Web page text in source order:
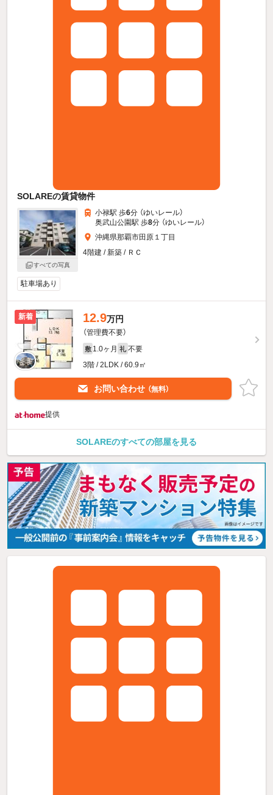
SOLAREの賃貸物件
すべての写真
小禄駅 歩6分 （ゆいレール）
奥武山公園駅 歩8分 （ゆいレール）
沖縄県那覇市田原１丁目
4階建 / 新築 / ＲＣ
駐車場あり
新着 12.9万円
（管理費不要）
敷 1.0ヶ月 礼 不要
3階 / 2LDK / 60.9㎡
お問い合わせ （無料）
提供
SOLAREのすべての部屋を見る